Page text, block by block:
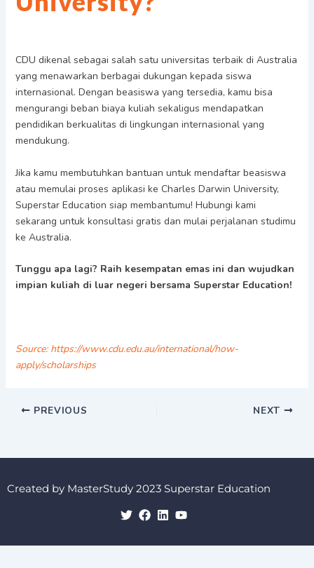
CDU dikenal sebagai salah satu universitas terbaik di Australia
yang menawarkan berbagai dukungan kepada siswa
internasional. Dengan beasiswa yang tersedia, kamu bisa
mengurangi beban biaya kuliah sekaligus mendapatkan
pendidikan berkualitas di lingkungan internasional yang
mendukung.
Jika kamu membutuhkan bantuan untuk mendaftar beasiswa
atau memulai proses aplikasi ke Charles Darwin University,
Superstar Education siap membantumu! Hubungi kami
sekarang untuk konsultasi gratis dan mulai perjalanan studimu
ke Australia.
Tunggu apa lagi? Raih kesempatan emas ini dan wujudkan
impian kuliah di luar negeri bersama Superstar Education!
Source: https://www.cdu.edu.au/international/how-
apply/scholarships
PREVIOUS NEXT
Created by MasterStudy 2023 Superstar Education